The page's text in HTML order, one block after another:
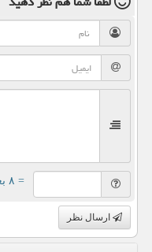
= ۸ بعلاوه ۱
ارسال نظر